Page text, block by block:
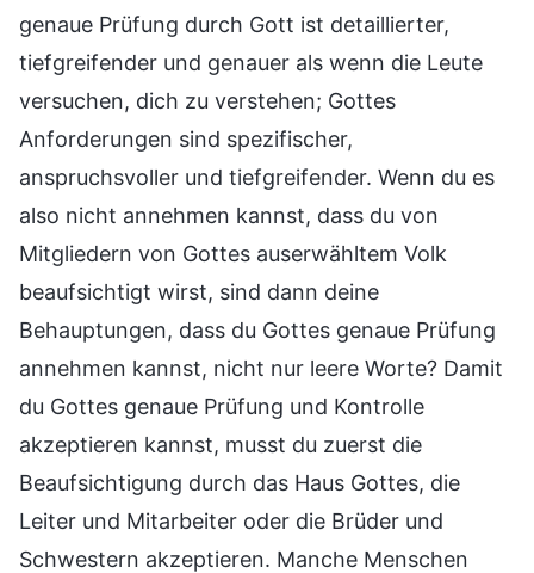
genaue Prüfung durch Gott ist detaillierter,
tiefgreifender und genauer als wenn die Leute
versuchen, dich zu verstehen; Gottes
Anforderungen sind spezifischer,
anspruchsvoller und tiefgreifender. Wenn du es
also nicht annehmen kannst, dass du von
Mitgliedern von Gottes auserwähltem Volk
beaufsichtigt wirst, sind dann deine
Behauptungen, dass du Gottes genaue Prüfung
annehmen kannst, nicht nur leere Worte? Damit
du Gottes genaue Prüfung und Kontrolle
akzeptieren kannst, musst du zuerst die
Beaufsichtigung durch das Haus Gottes, die
Leiter und Mitarbeiter oder die Brüder und
Schwestern akzeptieren. Manche Menschen